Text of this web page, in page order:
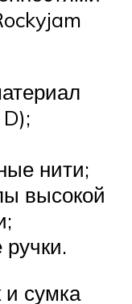
нити;
высокой
и сумка